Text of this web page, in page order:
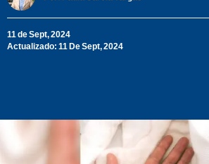
11 de Sept, 2024
Actualizado: 11 De Sept, 2024